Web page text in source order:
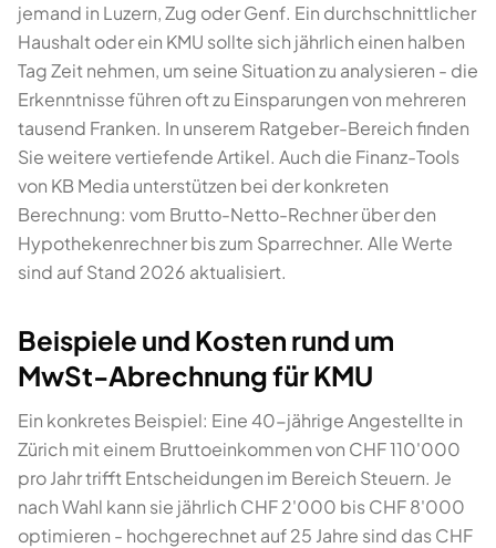
jemand in Luzern, Zug oder Genf. Ein durchschnittlicher
Haushalt oder ein KMU sollte sich jährlich einen halben
Tag Zeit nehmen, um seine Situation zu analysieren - die
Erkenntnisse führen oft zu Einsparungen von mehreren
tausend Franken. In unserem Ratgeber-Bereich finden
Sie weitere vertiefende Artikel. Auch die Finanz-Tools
von KB Media unterstützen bei der konkreten
Berechnung: vom Brutto-Netto-Rechner über den
Hypothekenrechner bis zum Sparrechner. Alle Werte
sind auf Stand 2026 aktualisiert.
Beispiele und Kosten rund um
MwSt-Abrechnung für KMU
Ein konkretes Beispiel: Eine 40-jährige Angestellte in
Zürich mit einem Bruttoeinkommen von CHF 110'000
pro Jahr trifft Entscheidungen im Bereich Steuern. Je
nach Wahl kann sie jährlich CHF 2'000 bis CHF 8'000
optimieren - hochgerechnet auf 25 Jahre sind das CHF